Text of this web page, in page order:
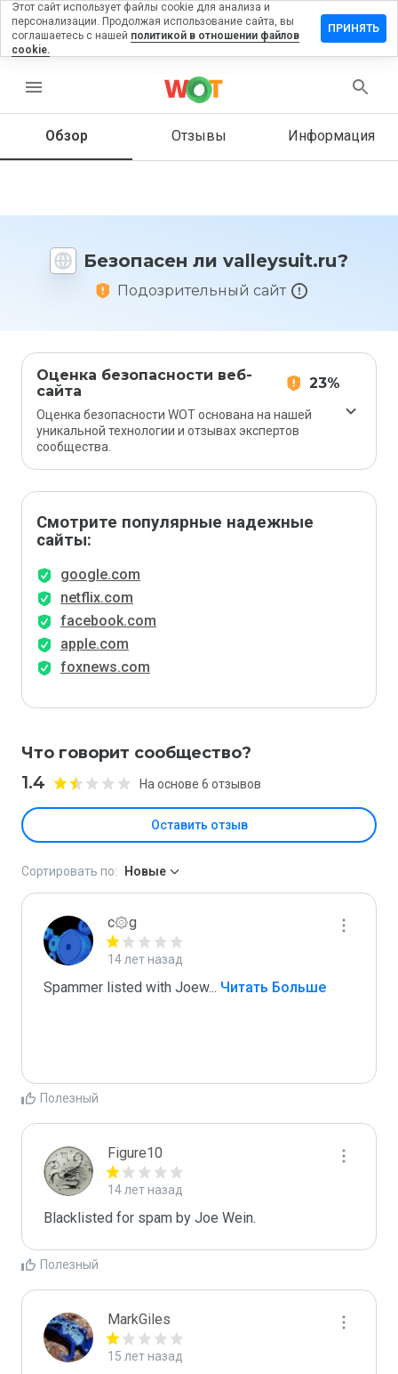
menu
Обзор Отзывы Информация
Безопасен ли valleysuit.ru?
Подозрительный сайт
Оценка безопасности веб-
сайта
23%
Оценка безопасности WOT основана на нашей
уникальной технологии и отзывах экспертов
сообщества.
Смотрите популярные надежные
сайты:
google.com
netflix.com
facebook.com
apple.com
foxnews.com
Что говорит сообщество?
1.4 На основе 6 отзывов
Оставить отзыв
на
Как бы
этот
1 до 5?
Сортировать по: Новые
c۞g
14 лет назад
Spammer listed with Joew... Читать Больше
Полезный
Figure10
14 лет назад
Blacklisted for spam by Joe Wein.
Полезный
MarkGiles
15 лет назад
Этот сайт использует файлы cookie для анализа и
персонализации. Продолжая использование сайта, вы
соглашаетесь с нашей политикой в отношении файлов
cookie.
ПРИНЯТЬ